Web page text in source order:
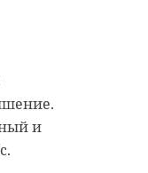
и
о
сбыт